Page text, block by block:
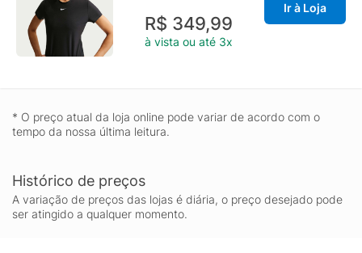
R$ 349,99
à vista ou até 3x
Ir à Loja
* O preço atual da loja online pode variar de acordo com o
tempo da nossa última leitura.
Histórico de preços
A variação de preços das lojas é diária, o preço desejado pode
ser atingido a qualquer momento.